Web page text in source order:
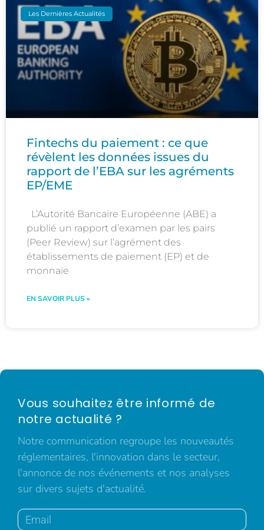
Les Dernières Actualités
Fintechs du paiement : ce que
révèlent les données issues du
rapport de l’EBA sur les agréments
EP/EME
L’Autorité Bancaire Européenne (ABE) a
publié un rapport d’examen par les pairs
(Peer Review) sur l’agrément des
établissements de paiement (EP) et de
monnaie
EN SAVOIR PLUS »
Vous souhaitez être informé de
notre actualité ?
Notre communication regroupe les nouveautés
réglementaires, l'innovation dans le secteur,
l'annonce de nos événements et nos analyses
sur divers sujets d'actualité.